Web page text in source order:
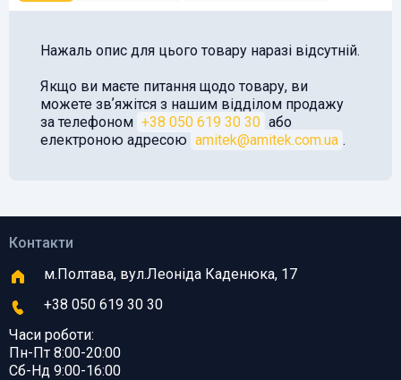
Нажаль опис для цього товару наразі відсутній.
Якщо ви маєте питання щодо товару, ви
можете звʼяжітся з нашим відділом продажу
за телефоном +38 050 619 30 30 або
електроною адресою amitek@amitek.com.ua .
Контакти
м.Полтава, вул.Леоніда Каденюка, 17
+38 050 619 30 30
Часи роботи:
Пн-Пт 8:00-20:00
Сб-Нд 9:00-16:00